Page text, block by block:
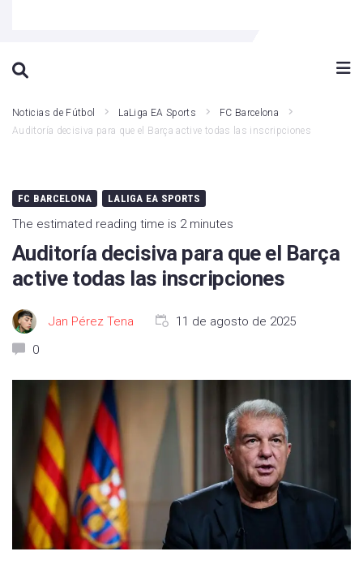
Noticias de Fútbol LaLiga EA Sports
FC Barcelona
Auditoría decisiva para que el Barça active todas las inscripciones
FC BARCELONA LALIGA EA SPORTS
The estimated reading time is 2 minutes
Auditoría decisiva para que el Barça
active todas las inscripciones
Jan Pérez Tena
11 de agosto de 2025
0